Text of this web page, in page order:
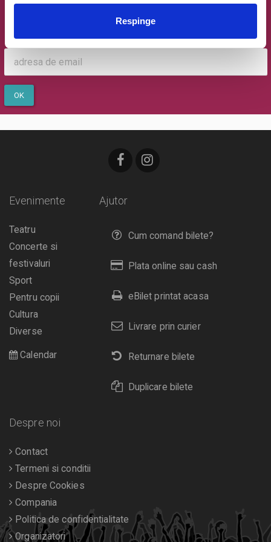
Respinge
evenimente.
Email
OK
Ajutor
Cum comand bilete?
Plata online sau cash
eBilet printat acasa
Livrare prin curier
Returnare bilete
Duplicare bilete
Evenimente
Teatru
Concerte si
festivaluri
Sport
Pentru copii
Cultura
Diverse
Calendar
Despre noi
Contact
Termeni si conditii
Despre Cookies
Compania
Politica de confidentialitate
Organizatori